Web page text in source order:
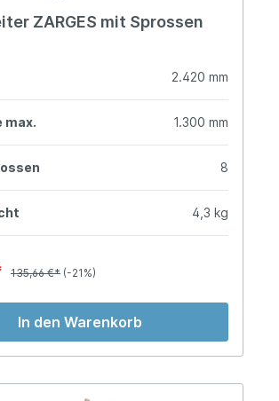
ZARGES mit Sprossen
2.420 mm
max. 1.300 mm
8
4,3 kg
135,66 €* (-21%)
In den Warenkorb